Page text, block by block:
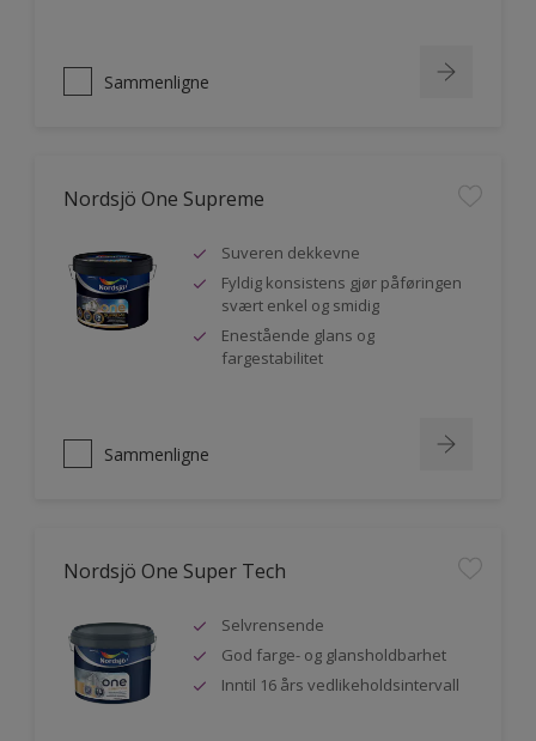
Sammenligne
Nordsjö One Supreme
Suveren dekkevne
Fyldig konsistens gjør påføringen
svært enkel og smidig
Enestående glans og
fargestabilitet
Sammenligne
Nordsjö One Super Tech
Selvrensende
God farge- og glansholdbarhet
Inntil 16 års vedlikeholdsintervall